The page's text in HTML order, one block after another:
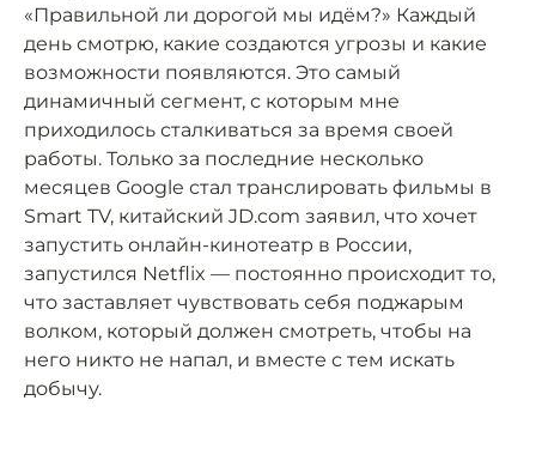
«Правильной ли дорогой мы идём?» Каждый
день смотрю, какие создаются угрозы и какие
возможности появляются. Это самый
динамичный сегмент, с которым мне
приходилось сталкиваться за время своей
работы. Только за последние несколько
месяцев Google стал транслировать фильмы в
Smart TV, китайский JD.com заявил, что хочет
запустить онлайн-кинотеатр в России,
запустился Netflix — постоянно происходит то,
что заставляет чувствовать себя поджарым
волком, который должен смотреть, чтобы на
него никто не напал, и вместе с тем искать
добычу.